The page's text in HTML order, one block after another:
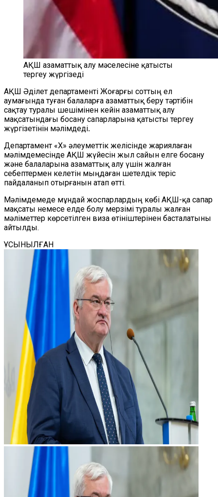
АҚШ азаматтық алу мәселесіне қатысты
тергеу жүргізеді
АҚШ Әділет департаменті Жоғарғы соттың ел
аумағында туған балаларға азаматтық беру тәртібін
сақтау туралы шешімінен кейін азаматтық алу
мақсатындағы босану сапарларына қатысты тергеу
жүргізетінін мәлімдеді.
Департамент «X» әлеуметтік желісінде жариялаған
мәлімдемесінде АҚШ жүйесін жыл сайын елге босану
және балаларына азаматтық алу үшін жалған
себептермен келетін мыңдаған шетелдік теріс
пайдаланып отырғанын атап өтті.
Мәлімдемеде мұндай жоспарлардың көбі АҚШ-қа сапар
мақсаты немесе елде болу мерзімі туралы жалған
мәліметтер көрсетілген виза өтініштерінен басталатыны
айтылды.
ҰСЫНЫЛҒАН